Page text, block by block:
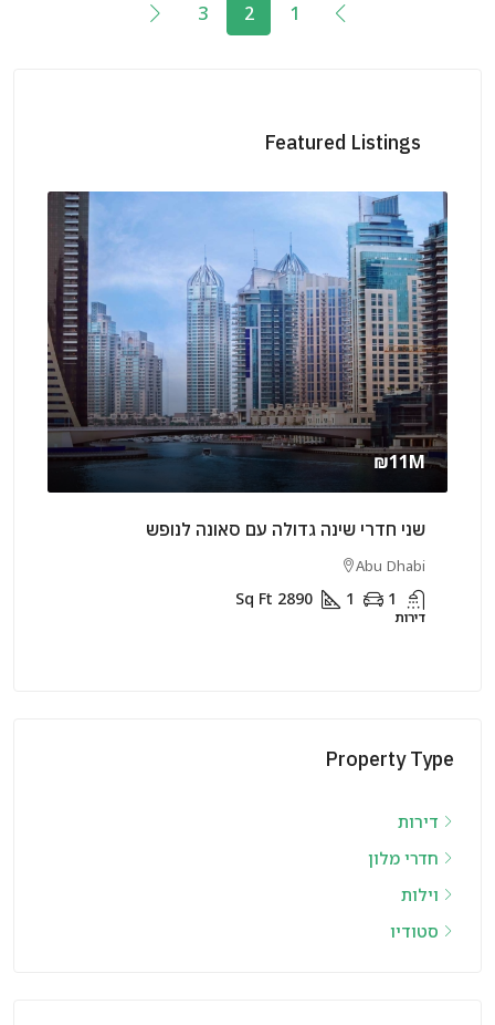
1
2
3
Featured Listings
₪11M
שני חדרי שינה גדולה עם סאונה לנופש
Abu Dhabi
1
1
2890
Sq Ft
דירות
Property Type
דירות
חדרי מלון
וילות
סטודיו